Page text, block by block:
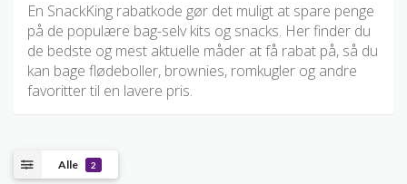
En SnackKing rabatkode gør det muligt at spare penge
på de populære bag-selv kits og snacks. Her finder du
de bedste og mest aktuelle måder at få rabat på, så du
kan bage flødeboller, brownies, romkugler og andre
favoritter til en lavere pris.
Alle 2